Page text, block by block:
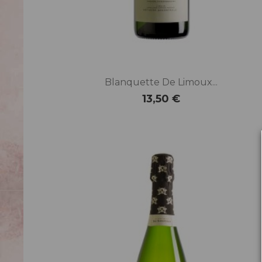
Blanquette De Limoux...
Prix
13,50 €